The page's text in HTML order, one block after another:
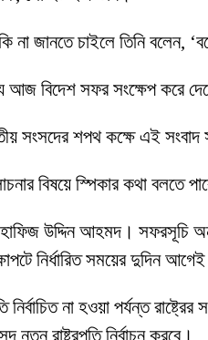
না জানতে চাইলে তিনি বলেন,
আজ বিদেশ সফর সংক্ষেপ করে
সংসদের শপথ কক্ষে এই সংবাদ
বিষয়ে স্পিকার কথা বলতে
উদ্দিন আহমদ। সফরসূচি
নির্ধারিত সময়ের দুদিন
নির্বাচিত না হওয়া পর্যন্ত
রাষ্ট্রপতি নির্বাচন করবে।